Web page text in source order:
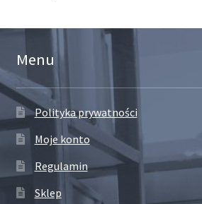
Menu
Polityka prywatności
Moje konto
Regulamin
Sklep